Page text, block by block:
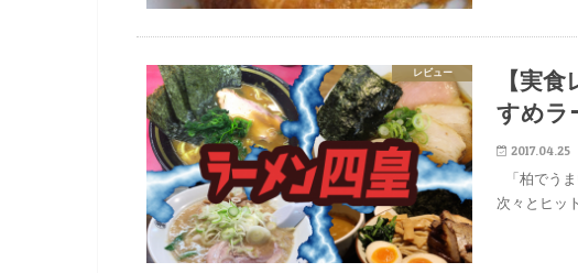
レビュー
【実
すめラ
2017.04.25
「柏でう
次々とヒッ